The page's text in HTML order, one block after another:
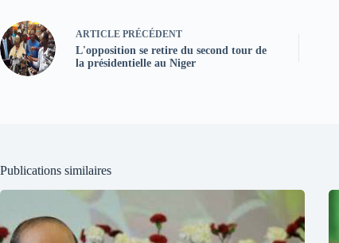
ARTICLE PRÉCÉDENT
L'opposition se retire du second tour de
la présidentielle au Niger
Publications similaires